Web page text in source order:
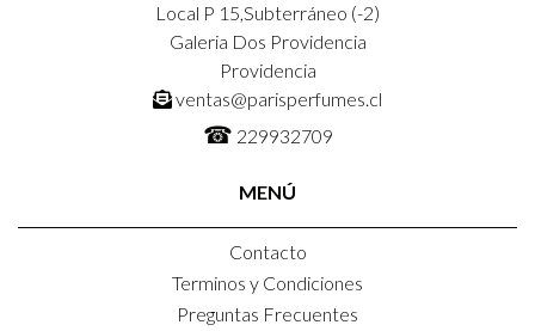
Local P 15,Subterráneo (-2)
Galeria Dos Providencia
Providencia
ventas@parisperfumes.cl
☎ 229932709
MENÚ
Contacto
Terminos y Condiciones
Preguntas Frecuentes